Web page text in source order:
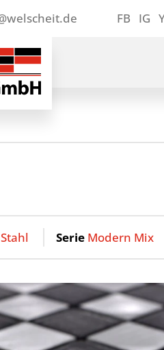
FB IG
Serie Modern Mix